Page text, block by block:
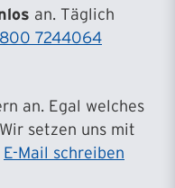
an. Täglich
7244064
an. Egal welches
setzen uns mit
E-Mail schreiben